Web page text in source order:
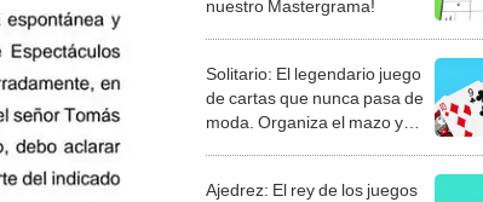
nuestro Mastergrama!
Solitario: El legendario juego
de cartas que nunca pasa de
moda. Organiza el mazo y
Ajedrez: El rey de los juegos